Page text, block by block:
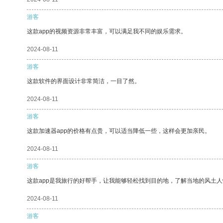
游客
这款app的视频资源非常丰富，可以满足我不同的娱乐需求。
2024-08-11
游客
这款软件的界面设计非常简洁，一目了然。
2024-08-11
游客
这款加速器app的价格有点贵，可以适当降低一些，这样会更加亲民。
2024-08-11
游客
这款app是我旅行的好帮手，让我能够轻松找到目的地，了解当地的风土
2024-08-11
游客